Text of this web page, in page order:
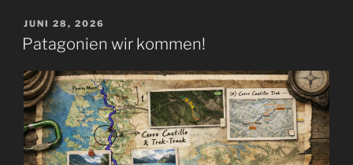
VERÖFFENTLICHT
AM
JUNI 28, 2026
Patagonien wir kommen!